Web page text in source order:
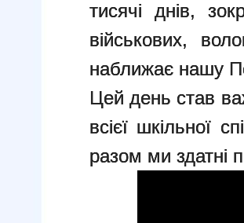
тисячі днів,
військових,
наближає нашу
Цей день став
всієї шкільної
разом ми здатні